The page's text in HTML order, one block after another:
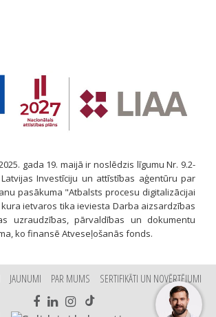
gada 19. maijā ir noslēdzis līgumu Nr. 9.2-
Latvijas Investīciju un attīstības aģentūru par
pasākuma "Atbalsts procesu digitalizācijai
ietvaros tika ieviesta Darba aizsardzības
uzraudzības, pārvaldības un dokumentu
ko finansē Atveseļošanās fonds.
JAUNUMI PAR MUMS SERTIFIKĀTI UN NOVĒRTĒJUMI